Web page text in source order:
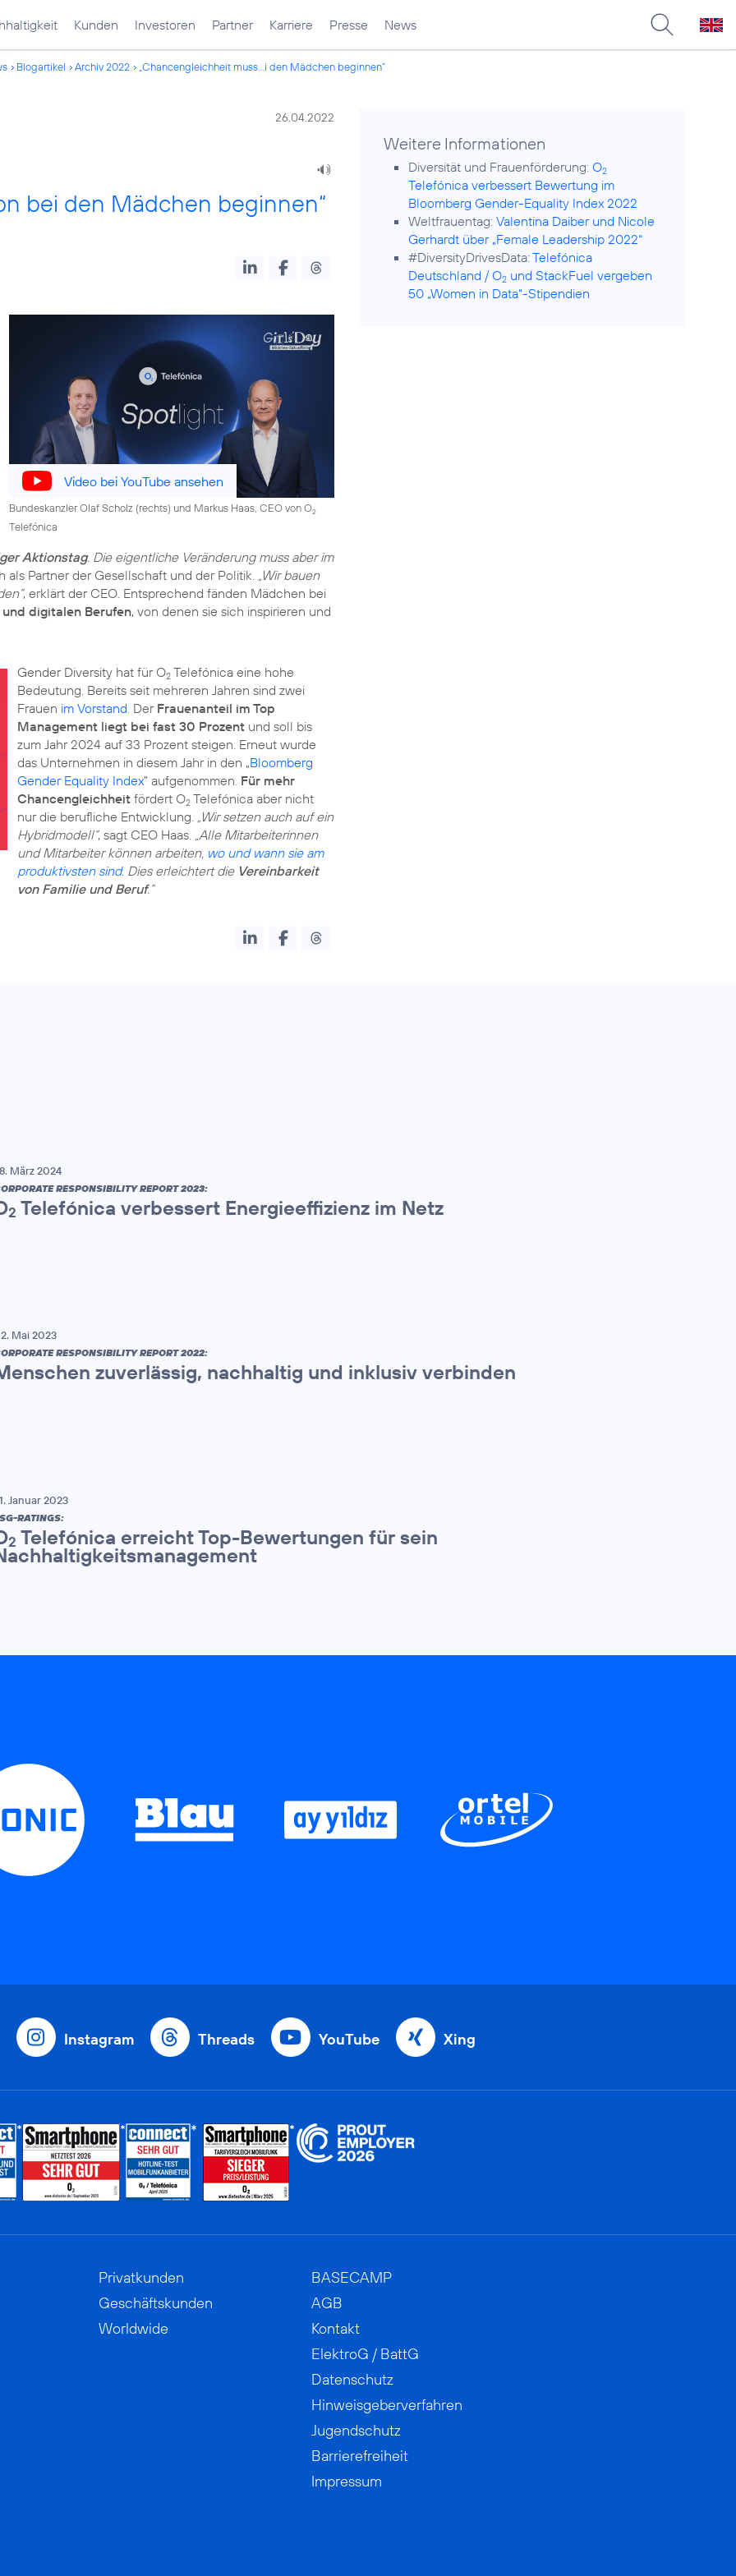
Kunden Investoren Partner Karriere Presse News
Blogartikel Archiv 2022 „Chancengleichheit muss...i den Mädchen beginnen“
26.04.2022
bei den Mädchen beginnen“
Video bei YouTube ansehen
Bundeskanzler Olaf Scholz (rechts) und Markus Haas, CEO von O2
Telefónica
Aktionstag. Die eigentliche Veränderung muss aber im
Partner der Gesellschaft und der Politik. „Wir bauen
, erklärt der CEO. Entsprechend fänden Mädchen bei
digitalen Berufen, von denen sie sich inspirieren und
Gender Diversity hat für O2Telefónica eine hohe
Bedeutung. Bereits seit mehreren Jahren sind zwei
Frauen im Vorstand. Der Frauenanteil im Top
Management liegt bei fast 30 Prozent und soll bis
zum Jahr 2024 auf 33 Prozent steigen. Erneut wurde
das Unternehmen in diesem Jahr in den „Bloomberg
Gender Equality Index" aufgenommen. Für mehr
Chancengleichheit fördert O2Telefónica aber nicht
nur die berufliche Entwicklung. „Wir setzen auch auf ein
Hybridmodell“, sagt CEO Haas. „Alle Mitarbeiterinnen
und Mitarbeiter können arbeiten, wo und wann sie am
produktivsten sind. Dies erleichtert die Vereinbarkeit
von Familie und Beruf.“
Weitere Informationen
Diversität und Frauenförderung:O2
Telefónica verbessert Bewertung im
Bloomberg Gender-Equality Index 2022
Weltfrauentag:Valentina Daiber und Nicole
Gerhardt über „Female Leadership 2022“
#DiversityDrivesData:Telefónica
Deutschland / O2 und StackFuel vergeben
50 „Women in Data“-Stipendien
März 2024
RESPONSIBILITY REPORT 2023:
2 Telefónica verbessert Energieeffizienz im Netz
Mai 2023
RESPONSIBILITY REPORT 2022:
zuverlässig, nachhaltig und inklusiv verbinden
Januar 2023
RATINGS:
2 Telefónica erreicht Top-Bewertungen für sein
Instagram Threads YouTube Xing
Privatkunden
Geschäftskunden
Worldwide
BASECAMP
AGB
Kontakt
ElektroG / BattG
Datenschutz
Hinweisgeberverfahren
Jugendschutz
Barrierefreiheit
Impressum